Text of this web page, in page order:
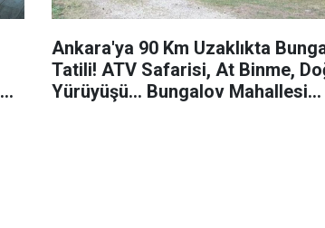
Ankara'ya 90 Km Uzaklıkta
Tatili! ATV Safarisi, At Binme,
Yürüyüşü... Bungalov Mahallesi